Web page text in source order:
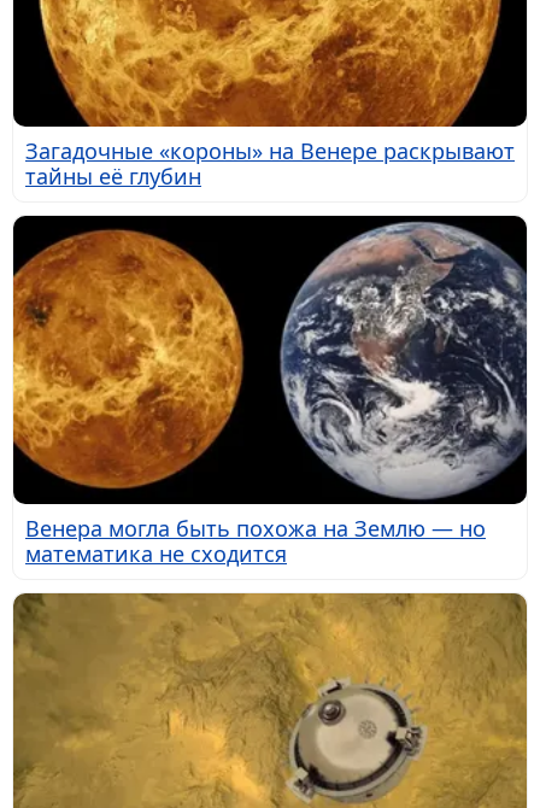
Загадочные «короны» на Венере раскрывают
тайны её глубин
Венера могла быть похожа на Землю — но
математика не сходится